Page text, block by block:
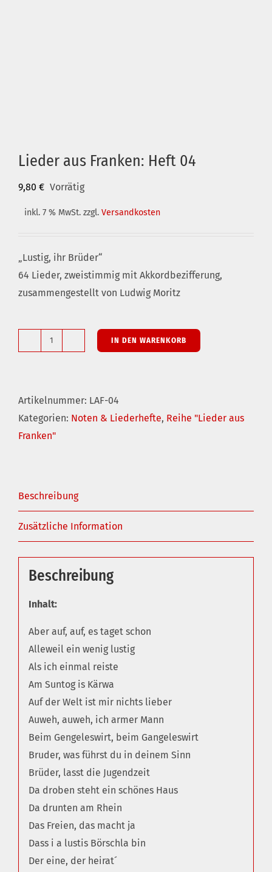
Lieder aus Franken: Heft 04
9,80 € Vorrätig
inkl. 7 % MwSt. zzgl. Versandkosten
„Lustig, ihr Brüder“
64 Lieder, zweistimmig mit Akkordbezifferung,
zusammengestellt von Ludwig Moritz
Heft
04
Menge
IN DEN WARENKORB
Artikelnummer: LAF-04
Kategorien: Noten & Liederhefte, Reihe "Lieder aus
Franken"
Beschreibung
Zusätzliche Information
Beschreibung
Inhalt:
Aber auf, auf, es taget schon
Alleweil ein wenig lustig
Als ich einmal reiste
Am Suntog is Kärwa
Auf der Welt ist mir nichts lieber
Auweh, auweh, ich armer Mann
Beim Gengeleswirt, beim Gangeleswirt
Bruder, was führst du in deinem Sinn
Brüder, lasst die Jugendzeit
Da droben steht ein schönes Haus
Da drunten am Rhein
Das Freien, das macht ja
Dass i a lustis Börschla bin
Der eine, der heirat´